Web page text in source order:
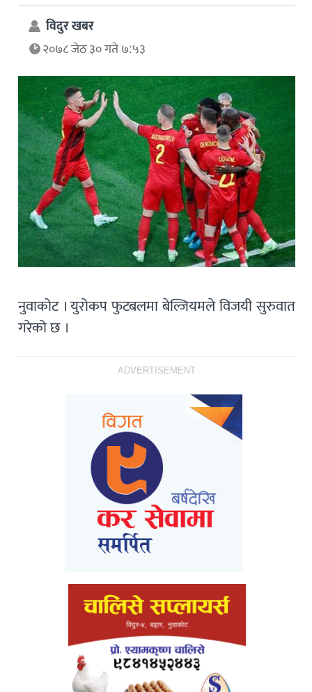
विदुर खबर
२०७८ जेठ ३० गते ७:५३
नुवाकोट । युरोकप फुटबलमा बेल्जियमले विजयी सुरुवात
गरेको छ ।
ADVERTISEMENT